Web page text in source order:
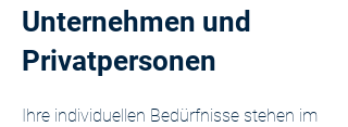
Unternehmen und
Privatpersonen
Ihre individuellen Bedürfnisse stehen im